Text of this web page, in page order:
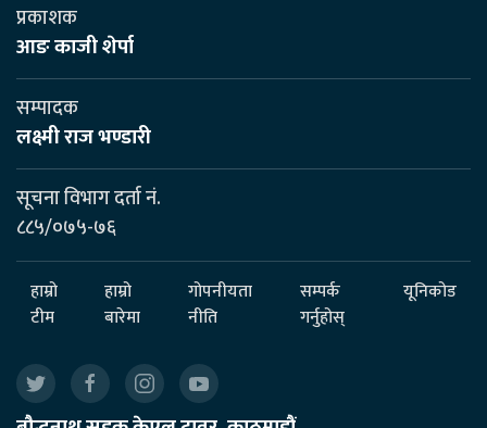
प्रकाशक
आङ काजी शेर्पा
सम्पादक
लक्ष्मी राज भण्डारी
सूचना विभाग दर्ता नं.
८८५/०७५-७६
हाम्रो
टीम
हाम्रो
बारेमा
गोपनीयता
नीति
सम्पर्क
गर्नुहोस्
यूनिकोड